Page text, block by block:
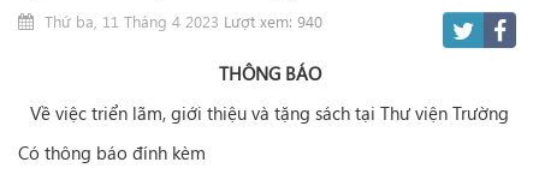
Thứ ba, 11 Tháng 4 2023 Lượt xem: 940
THÔNG BÁO
Về việc triển lãm, giới thiệu và tặng sách tại Thư viện Trường
Có thông báo đính kèm